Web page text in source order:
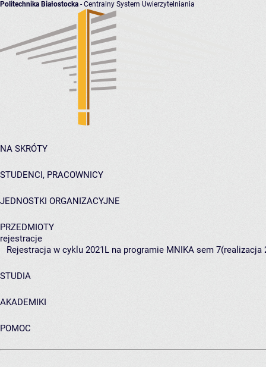
Politechnika Białostocka - Centralny System Uwierzytelniania
NA SKRÓTY
STUDENCI, PRACOWNICY
JEDNOSTKI ORGANIZACYJNE
PRZEDMIOTY
rejestracje
Rejestracja w cyklu 2021L na programie MNIKA sem 7(realizacja
STUDIA
AKADEMIKI
POMOC